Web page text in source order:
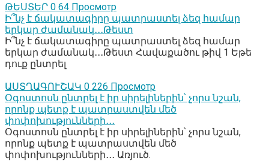
ԹԵՍՏԵՐ 0 64 Просмотр
Ի՞նչ է ճակատագիրը պատրաստել ձեզ համար
երկար ժամանակ․․․Թեստ
Ի՞նչ է ճակատագիրը պատրաստել ձեզ համար
երկար ժամանակ․․․Թեստ Հավաքածու թիվ 1 Եթե
դուք ընտրել
ԱՍՏՂԱԳՈՒՇԱԿ 0 226 Просмотр
Օգոստոսն ընտրել է իր սիրելիներին՝ չորս նշան,
որոնք պետք է պատրաստվեն մեծ
փոփոխությունների․․․
Օգոստոսն ընտրել է իր սիրելիներին՝ չորս նշան,
որոնք պետք է պատրաստվեն մեծ
փոփոխությունների․․․ Առյուծ.